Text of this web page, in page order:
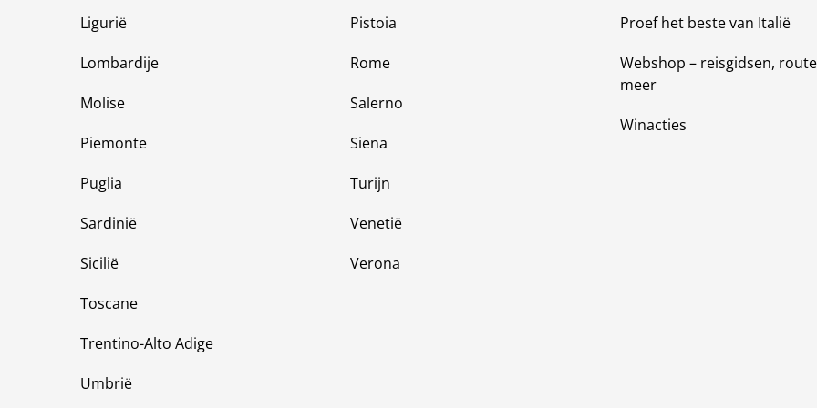
Ligurië
Lombardije
Molise
Piemonte
Puglia
Sardinië
Sicilië
Toscane
Trentino-Alto Adige
Umbrië
Pistoia
Rome
Salerno
Siena
Turijn
Venetië
Verona
Proef het beste van Italië
Webshop – reisgidsen,
meer
Winacties